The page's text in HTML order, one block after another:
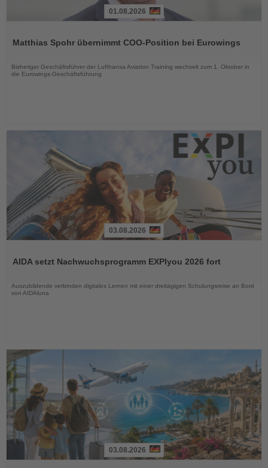
die
01.08.2026
Matthias Spohr übernimmt COO-Position bei Eurowings
Bisheriger Geschäftsführer der Lufthansa Aviation Training wechselt zum 1. Oktober in
die Eurowings-Geschäftsführung
die
03.08.2026
AIDA setzt Nachwuchsprogramm EXPIyou 2026 fort
Auszubildende verbinden digitales Lernen mit einer dreitägigen Schulungsreise an Bord
von AIDAluna
03.08.2026